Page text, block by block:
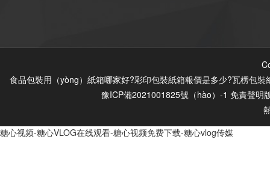
食品包裝用（yòng）紙箱哪家好?彩印包裝紙箱報價是多少?瓦楞包
豫ICP備2021001825號（hào）-1 免責聲明
糖心视频-糖心VLOG在线观看-糖心视频免费下载-糖心vlog传媒